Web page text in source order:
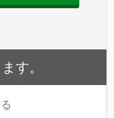
す。